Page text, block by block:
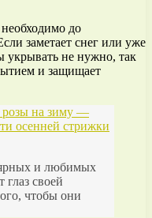
до
заметает снег или уже
укрывать не нужно, так
и защищает
розы на зиму —
осенней стрижки
и любимых
своей
чтобы они